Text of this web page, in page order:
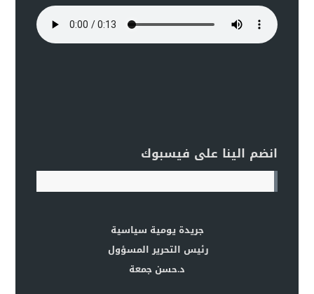
انضم الينا على فيسبوك
جريدة يومية سياسية
رئيس التحرير المسؤول
د.حسن جمعة